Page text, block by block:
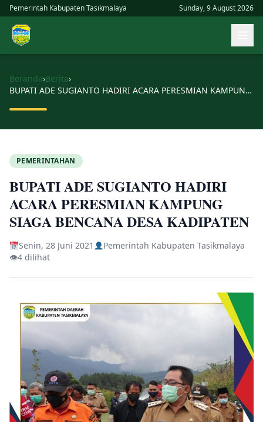
Skip
content
Pemerintah Kabupaten Tasikmalaya Sunday, 9 August 2026
Beranda›Berita›
BUPATI ADE SUGIANTO HADIRI ACARA PERESMIAN KAMPUNG SIAGA BENCANA DESA KADIPATEN
PEMERINTAHAN
BUPATI ADE SUGIANTO HADIRI
ACARA PERESMIAN KAMPUNG
SIAGA BENCANA DESA KADIPATEN
Senin, 28 Juni 2021
Pemerintah Kabupaten Tasikmalaya
👁4 dilihat